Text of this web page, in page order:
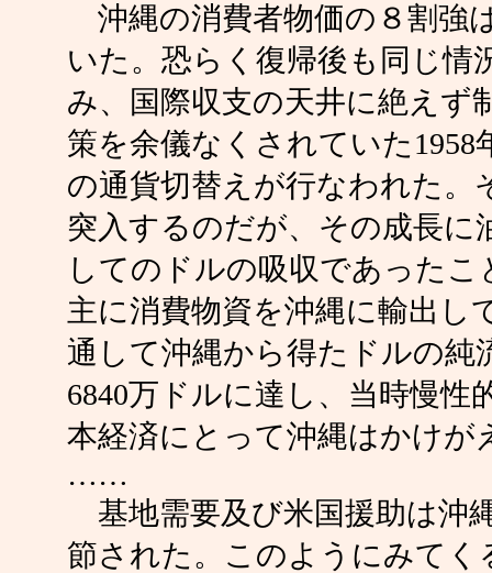
沖縄の消費者物価の８割強
いた。恐らく復帰後も同じ情
み、国際収支の天井に絶えず
策を余儀なくされていた
の通貨切替えが行なわれた。
突入するのだが、その成長に
してのドルの吸収であった
主に消費物資を沖縄に輸出し
通して沖縄から得たドルの純
6840万ドルに達し、当時慢
本経済にとって沖縄はかけが
……
基地需要及び米国援助は沖
節された。このようにみてく